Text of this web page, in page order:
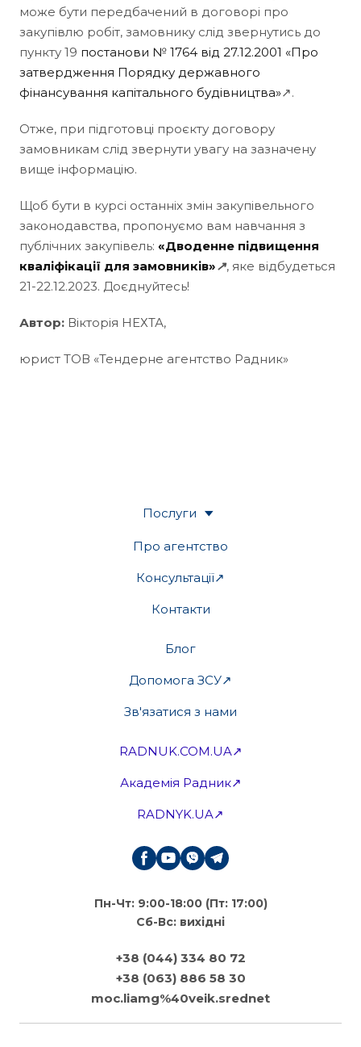
може бути передбачений в договорі про
закупівлю робіт, замовнику слід звернутись до
пункту 19 постанови № 1764 від 27.12.2001 «Про
затвердження Порядку державного
фінансування капітального будівництва»↗.
Отже, при підготовці проєкту договору
замовникам слід звернути увагу на зазначену
вище інформацію.
Щоб бути в курсі останніх змін закупівельного
законодавства, пропонуємо вам навчання з
публічних закупівель: «Дводенне підвищення
кваліфікації для замовників»↗, яке відбудеться
21-22.12.2023. Доєднуйтесь!
Автор: Вікторія НЕХТА,
юрист ТОВ «Тендерне агентство Радник»
Послуги
Про агентство
Консультації↗
Контакти
Блог
Допомога ЗСУ↗
Зв'язатися з нами
RADNUK.COM.UA↗
Академія Радник↗
RADNYK.UA↗
Пн-Чт: 9:00-18:00 (Пт: 17:00)
Сб-Вс: вихідні
+38 (044) 334 80 72
+38 (063) 886 58 30
moc.liamg%40veik.srednet